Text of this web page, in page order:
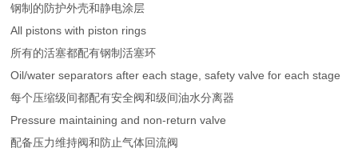
钢制的防护外壳和静电涂层
All pistons with piston rings
所有的活塞都配有钢制活塞环
Oil/water separators after each stage, safety valve for each stage
每个压缩级间都配有安全阀和级间油水分离器
Pressure maintaining and non-return valve
配备压力维持阀和防止气体回流阀